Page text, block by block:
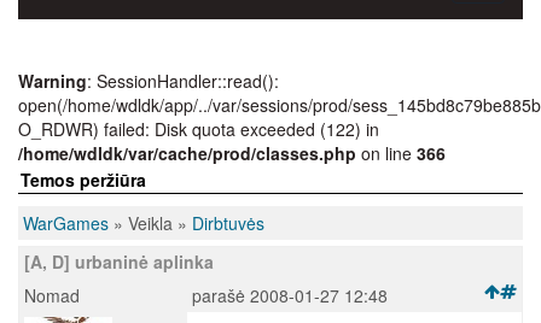
Warning: SessionHandler::read():
open(/home/wdldk/app/../var/sessions/prod/
O_RDWR) failed: Disk quota exceeded (122) in
/home/wdldk/var/cache/prod/classes.php on line 366
Temos peržiūra
WarGames » Veikla » Dirbtuvės
[A, D] urbaninė aplinka
Nomad
parašė 2008-01-27 12:48